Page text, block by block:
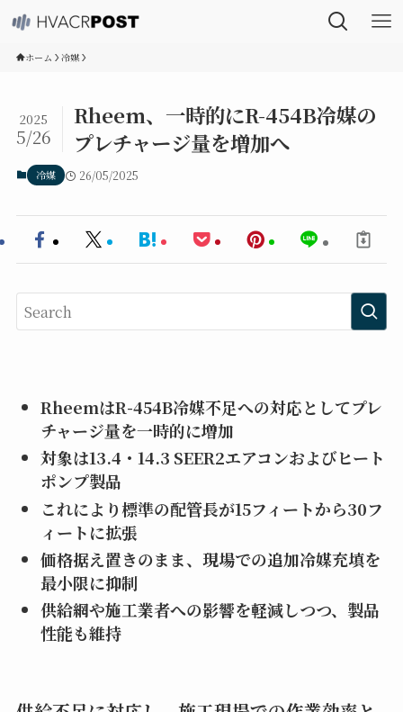
ホーム 冷媒
Rheem、一時的にR-454B冷媒の
プレチャージ量を増加へ
2025
5/26
冷媒 26/05/2025
RheemはR-454B冷媒不足への対応としてプレ
チャージ量を一時的に増加
対象は13.4 ・14.3 SEER2エアコンおよびヒート
ポンプ製品
これにより標準の配管長が15フィートから30フ
ィートに拡張
価格据え置きのまま、現場での追加冷媒充填を
最小限に抑制
供給網や施工業者への影響を軽減しつつ、製品
性能も維持